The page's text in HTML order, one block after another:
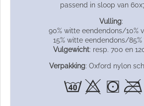
passend in sloop van
Vulling:
90% witte eendendons/10%
15% witte eendendons/85%
Vulgewicht: resp. 700 en
Verpakking: Oxford nylon